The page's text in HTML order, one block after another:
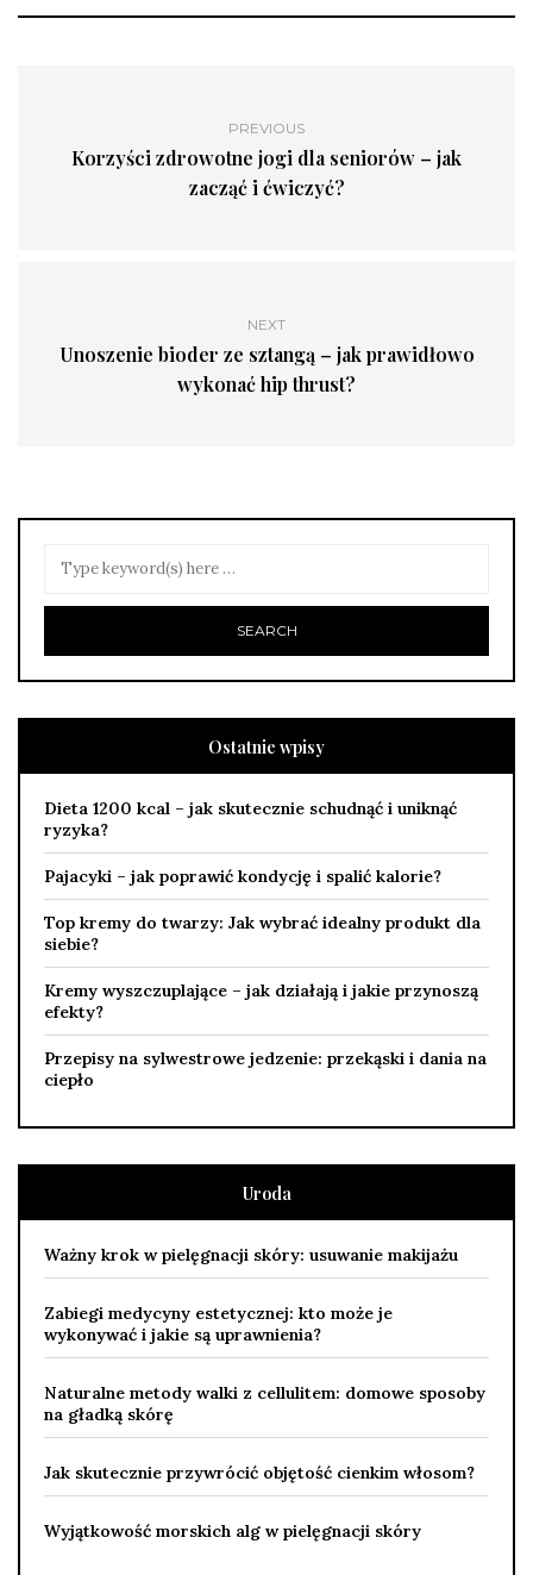
PREVIOUS
Korzyści zdrowotne jogi dla seniorów – jak
zacząć i ćwiczyć?
NEXT
Unoszenie bioder ze sztangą – jak prawidłowo
wykonać hip thrust?
Ostatnie wpisy
Dieta 1200 kcal – jak skutecznie schudnąć i uniknąć
ryzyka?
Pajacyki – jak poprawić kondycję i spalić kalorie?
Top kremy do twarzy: Jak wybrać idealny produkt dla
siebie?
Kremy wyszczuplające – jak działają i jakie przynoszą
efekty?
Przepisy na sylwestrowe jedzenie: przekąski i dania na
ciepło
Uroda
Ważny krok w pielęgnacji skóry: usuwanie makijażu
Zabiegi medycyny estetycznej: kto może je
wykonywać i jakie są uprawnienia?
Naturalne metody walki z cellulitem: domowe sposoby
na gładką skórę
Jak skutecznie przywrócić objętość cienkim włosom?
Wyjątkowość morskich alg w pielęgnacji skóry